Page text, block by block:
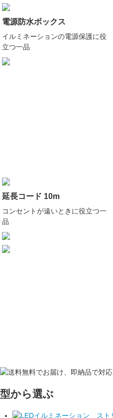
電源防水ボックス
イルミネーションの電源保護に役
立つ一品
延長コード 10m
コンセントが遠いときに役立つ一
品
型から選ぶ